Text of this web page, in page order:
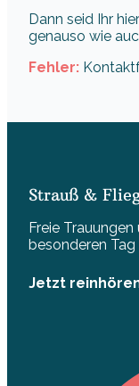
Dann seid Ihr
genauso wie
Fehler:
Strauß &
Freie
besonderen Tag
Jetzt